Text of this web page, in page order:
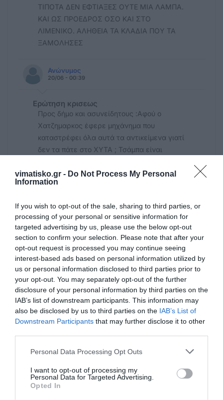
vimatisko.gr - Do Not Process My Personal
Information
If you wish to opt-out of the sale, sharing to third parties, or
processing of your personal or sensitive information for
targeted advertising by us, please use the below opt-out
section to confirm your selection. Please note that after your
opt-out request is processed you may continue seeing
interest-based ads based on personal information utilized by
us or personal information disclosed to third parties prior to
your opt-out. You may separately opt-out of the further
disclosure of your personal information by third parties on the
IAB’s list of downstream participants. This information may
also be disclosed by us to third parties on the IAB’s List of
Downstream Participants that may further disclose it to other
Personal Data Processing Opt Outs
I want to opt-out of processing my
Personal Data for Targeted Advertising.
Opted In
ΤΙΠΟΤΑ ΔΕΝ ΕΦΤΙΑΞΕΣ ΟΥΤΕ ΜΙΑ ΛΑΜΠΑ.
ΚΑΙ ΩΣ ΠΡΟΕΔΡΟΣ ΟΣΟ ΚΑΙ ΣΤΟ
ΛΙΜΕΝΙΚΟ. ΑΛΗΘΕΙΑ ΤΑ ΚΛΑΔΙΑ ΠΟΥ ΤΑ
ΞΑΜΟΛΗΣΕΣ
Ανώνυμος
20/06 - 00:39
Ερώτηση κρισεως
Προς δήμο και ασυνείδητους :Αφού ο
Χατζημαρκος έφερε μηχάνημα που
καταστρέφει όλα αυτά τα αντικείμενα γιατί
δεν τα πάτε στο ΧΥΤΑ ; Τσάμπα είναι
Ανώνυμος
19/06 - 22:39
σκουπίδια
Αναρωτιέμαι γιατί δεν μπορεί ο δήμος να
ορίσει κάποιες μέρες μέσα στο χρόνο που
να μπορούν οι πολίτες να βγάλουν τα
ογκώδη σκουπίδια τους και να περάσει να
τα μαζέψει. Τότε δεν θα υπάρχει καμία
δικαιολογία να τα πετάει ο καθένας στα
βουνά και στα λαγκάδια. Και εννοείται ότι
πρέπει να πέφτουν τσουχτερά πρόσθημα
για όσους κάνουν αλλιώς.
19/06 - 21:44
Αποκαρδιομενος.
Τα ΤΣΕΡΝΟΜΠΊΛ είναι σε πολύ καλύτερη